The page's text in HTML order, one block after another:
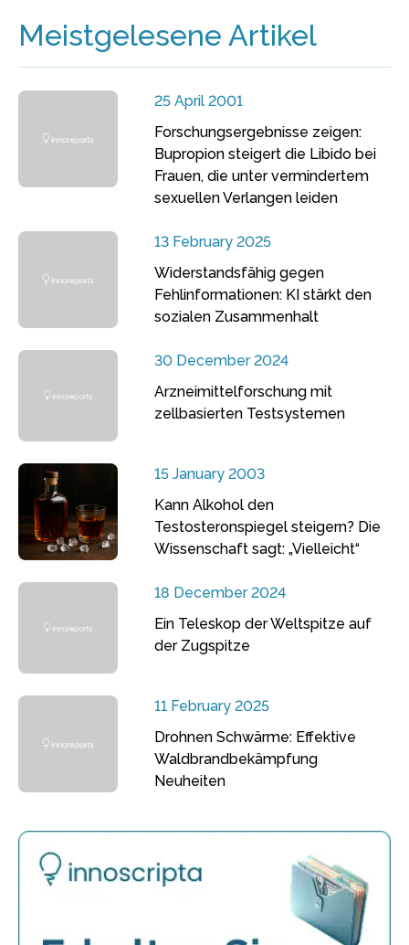
Meistgelesene Artikel
25 April 2001
Forschungsergebnisse zeigen:
Bupropion steigert die Libido bei
Frauen, die unter vermindertem
sexuellen Verlangen leiden
13 February 2025
Widerstandsfähig gegen
Fehlinformationen: KI stärkt den
sozialen Zusammenhalt
30 December 2024
Arzneimittelforschung mit
zellbasierten Testsystemen
15 January 2003
Kann Alkohol den
Testosteronspiegel steigern? Die
Wissenschaft sagt: „Vielleicht“
18 December 2024
Ein Teleskop der Weltspitze auf
der Zugspitze
11 February 2025
Drohnen Schwärme: Effektive
Waldbrandbekämpfung
Neuheiten